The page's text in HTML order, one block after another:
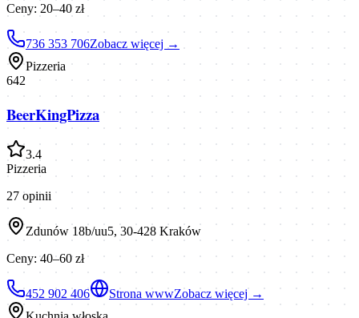
Ceny: 20–40 zł
736 353 706Zobacz więcej →
Pizzeria
642
BeerKingPizza
3.4
Pizzeria
27 opinii
Zdunów 18b/uu5, 30-428 Kraków
Ceny:40–60 zł
452 902 406 Strona wwwZobacz więcej →